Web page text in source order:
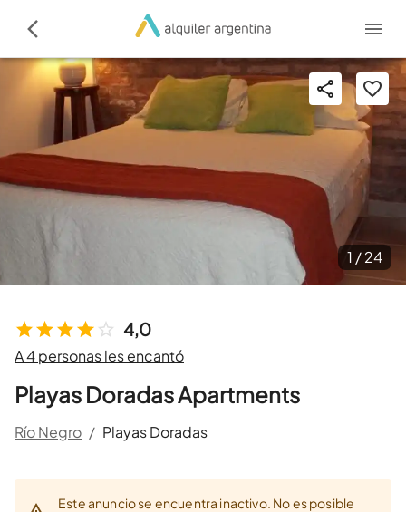
4,0
A 4 personas les encantó
Playas Doradas Apartments
Río Negro / Playas Doradas
1 /24
Este anuncio se encuentra inactivo. No es posible